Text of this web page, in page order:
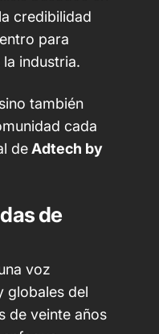
credibilidad
para
industria.
también
cada
deAdtech by
de
voz
globales del
de veinte años